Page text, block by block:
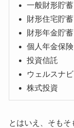
一般財形貯蓄
財形住宅貯蓄
財形年金貯蓄
個人年金保険
投資信託
ウェルスナビ
株式投資
とはいえ、そも